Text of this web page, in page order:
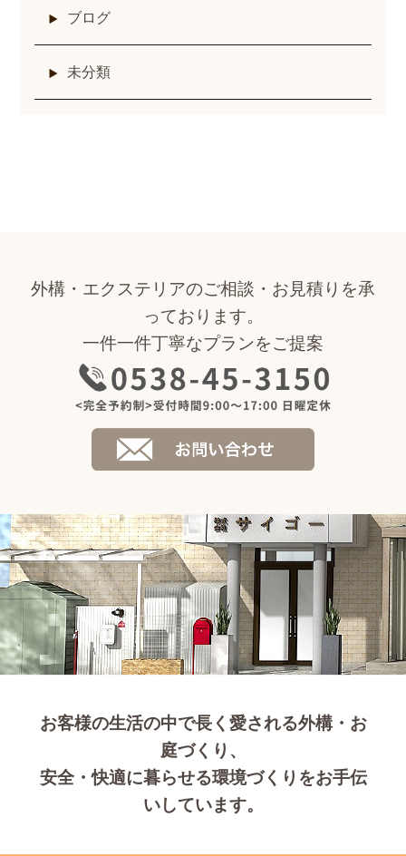
ブログ
未分類
外構・エクステリアのご相談・お見積りを承
っております。
一件一件丁寧なプランをご提案
お客様の生活の中で長く愛される外構・お
庭づくり、
安全・快適に暮らせる環境づくりをお手伝
いしています。